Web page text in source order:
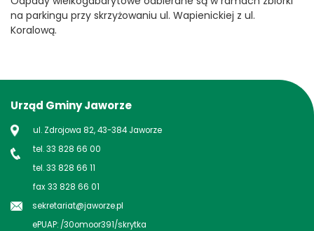
na parkingu przy skrzyżowaniu ul. Wapienickiej z ul.
Koralową.
Urząd Gminy Jaworze
ul. Zdrojowa 82, 43-384 Jaworze
tel. 33 828 66 00
tel. 33 828 66 11
fax 33 828 66 01
sekretariat@jaworze.pl
ePUAP: /30omoor391/skrytka